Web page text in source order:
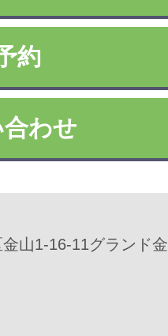
約
わせ
山1-16-11グランド金